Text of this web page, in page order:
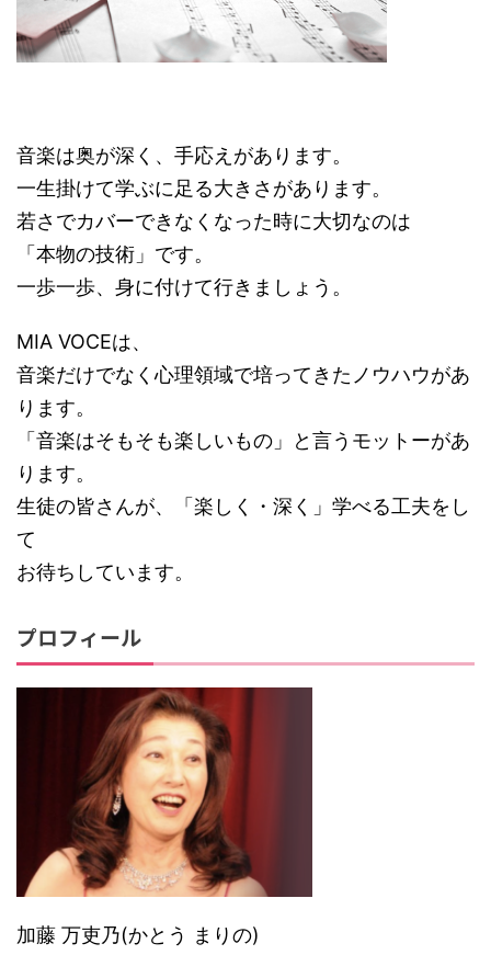
音楽は奥が深く、手応えがあります。
一生掛けて学ぶに足る大きさがあります。
若さでカバーできなくなった時に大切なのは
「本物の技術」です。
一歩一歩、身に付けて行きましょう。
MIA VOCEは、
音楽だけでなく心理領域で培ってきたノウハウがあ
ります。
「音楽はそもそも楽しいもの」と言うモットーがあ
ります。
生徒の皆さんが、「楽しく・深く」学べる工夫をし
て
お待ちしています。
プロフィール
加藤 万吏乃(かとう まりの)